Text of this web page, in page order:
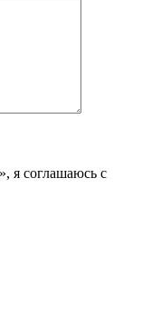
я соглашаюсь с